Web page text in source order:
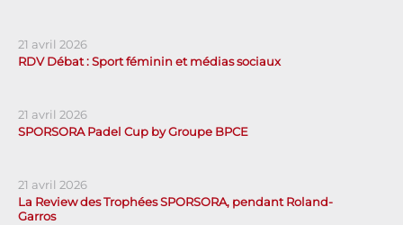
21 avril 2026
RDV Débat : Sport féminin et médias sociaux
21 avril 2026
SPORSORA Padel Cup by Groupe BPCE
21 avril 2026
La Review des Trophées SPORSORA, pendant Roland-
Garros